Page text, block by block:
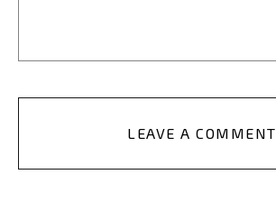
LEAVE A COMMENT